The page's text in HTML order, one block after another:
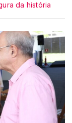
da história